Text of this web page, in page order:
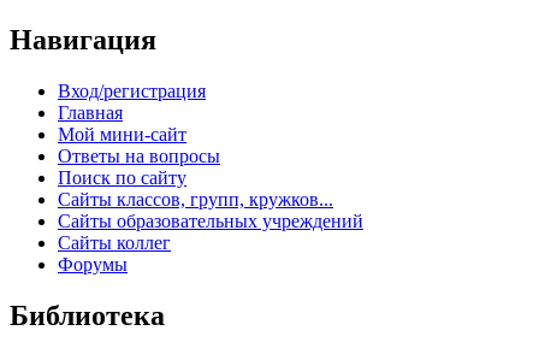
Навигация
Вход/регистрация
Главная
Мой мини-сайт
Ответы на вопросы
Поиск по сайту
Сайты классов, групп, кружков...
Сайты образовательных учреждений
Сайты коллег
Форумы
Библиотека